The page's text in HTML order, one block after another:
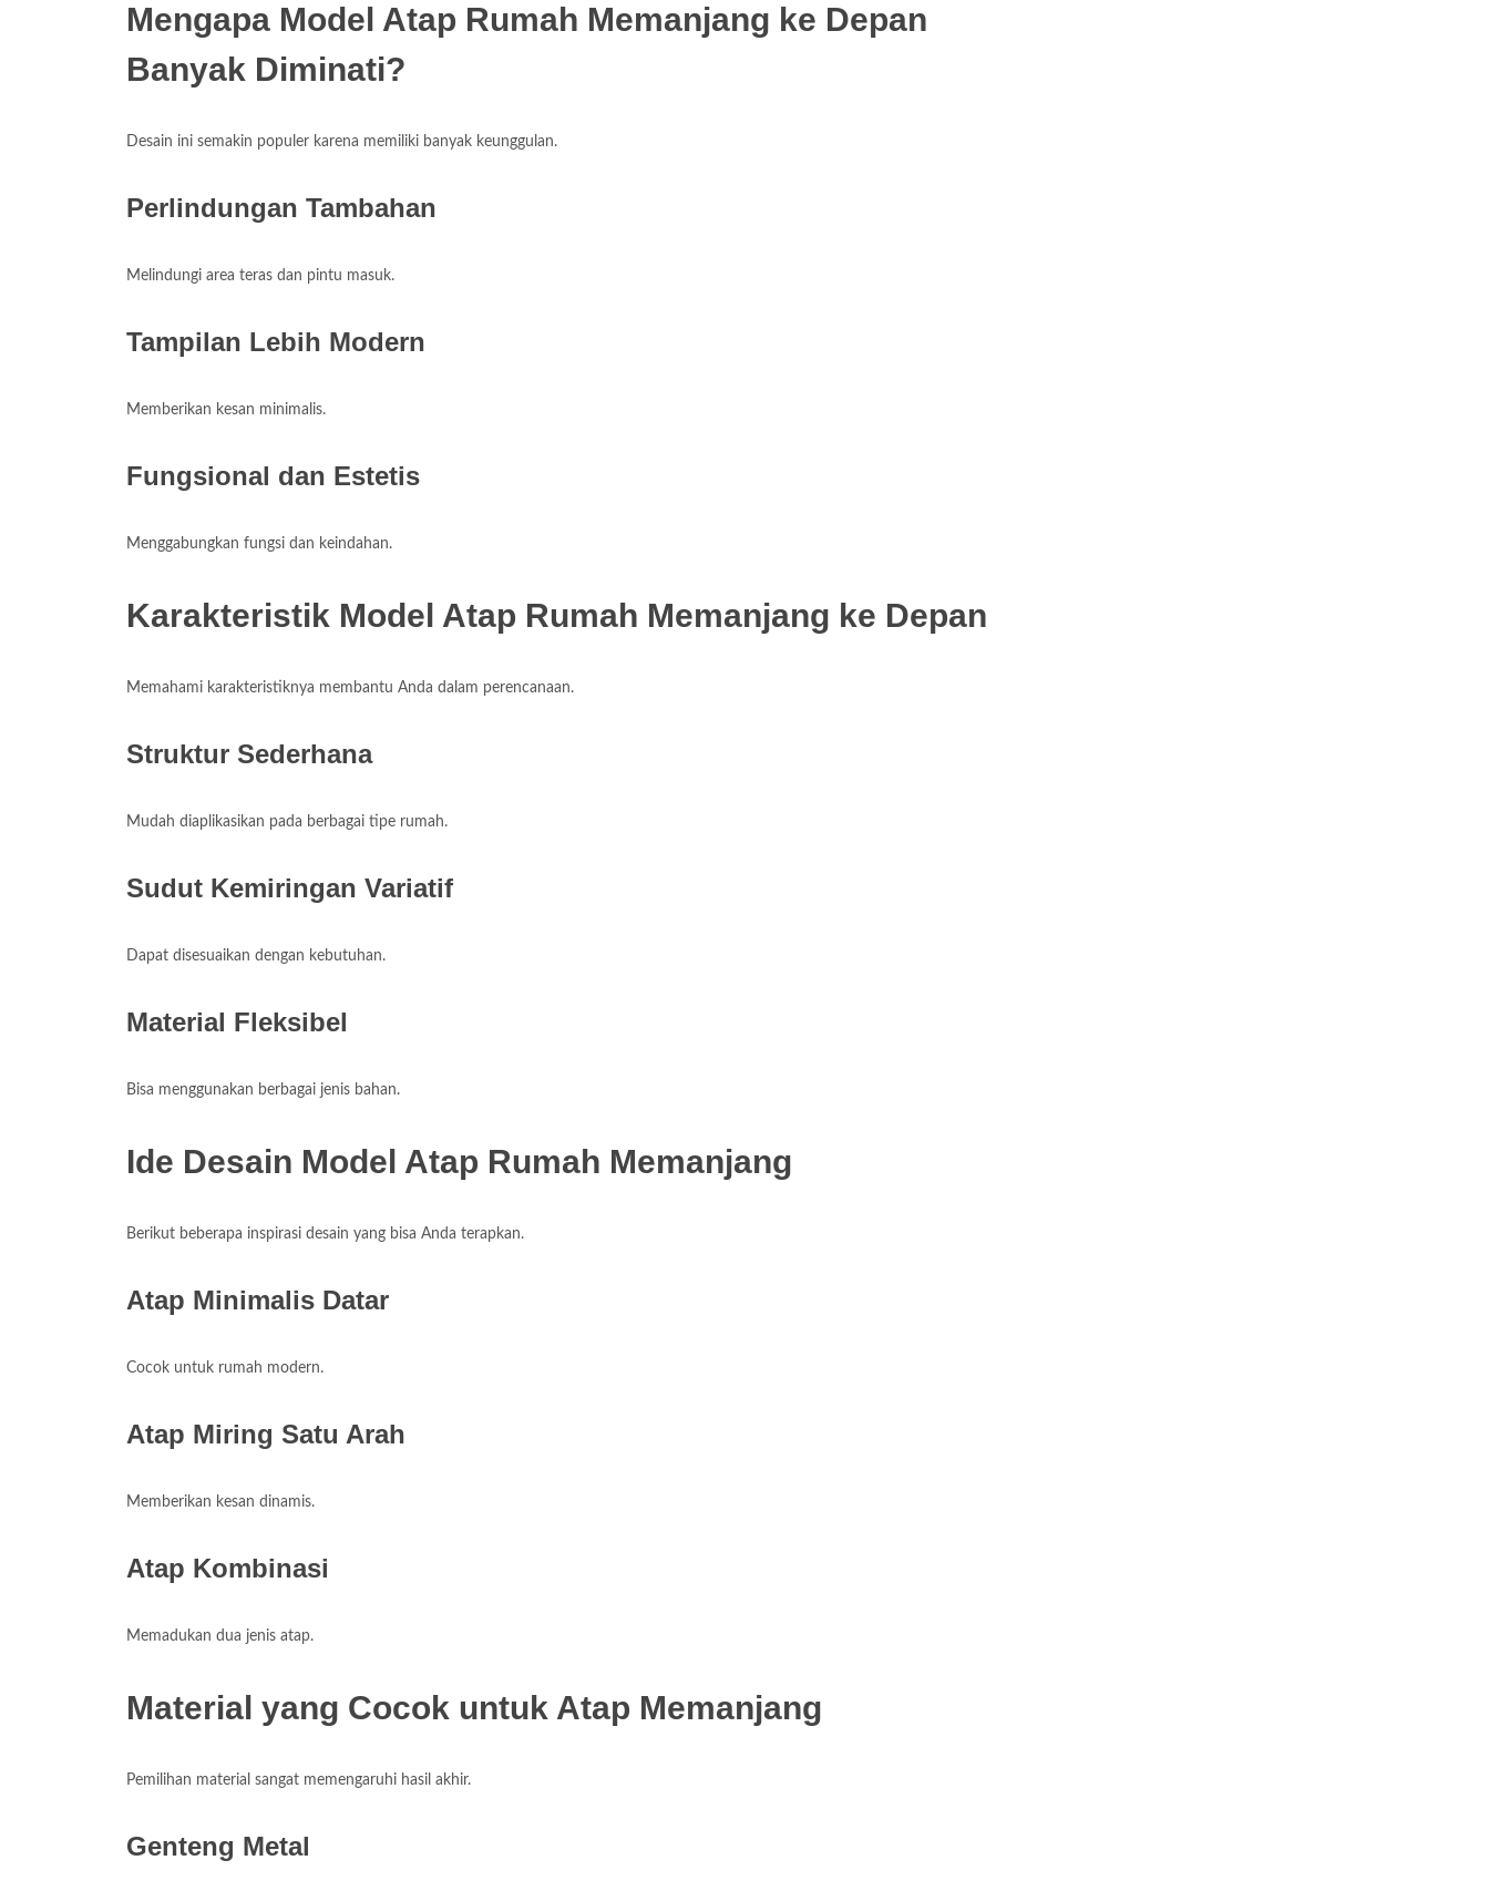
Mengapa Model Atap Rumah Memanjang ke Depan
Banyak Diminati?
Desain ini semakin populer karena memiliki banyak keunggulan.
Perlindungan Tambahan
Melindungi area teras dan pintu masuk.
Tampilan Lebih Modern
Memberikan kesan minimalis.
Fungsional dan Estetis
Menggabungkan fungsi dan keindahan.
Karakteristik Model Atap Rumah Memanjang ke Depan
Memahami karakteristiknya membantu Anda dalam perencanaan.
Struktur Sederhana
Mudah diaplikasikan pada berbagai tipe rumah.
Sudut Kemiringan Variatif
Dapat disesuaikan dengan kebutuhan.
Material Fleksibel
Bisa menggunakan berbagai jenis bahan.
Ide Desain Model Atap Rumah Memanjang
Berikut beberapa inspirasi desain yang bisa Anda terapkan.
Atap Minimalis Datar
Cocok untuk rumah modern.
Atap Miring Satu Arah
Memberikan kesan dinamis.
Atap Kombinasi
Memadukan dua jenis atap.
Material yang Cocok untuk Atap Memanjang
Pemilihan material sangat memengaruhi hasil akhir.
Genteng Metal